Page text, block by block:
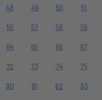
48 49 50 51
56 57 58 59
64 65 66 67
72 73 74 75
80 81 82 83